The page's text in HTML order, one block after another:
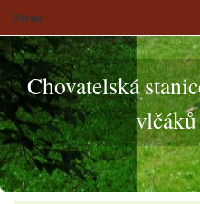
Chovatelská
Menu